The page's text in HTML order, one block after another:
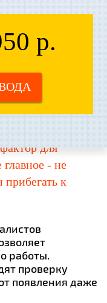
р.
для
- не
прибегать к
работы.
проверку
появления даже